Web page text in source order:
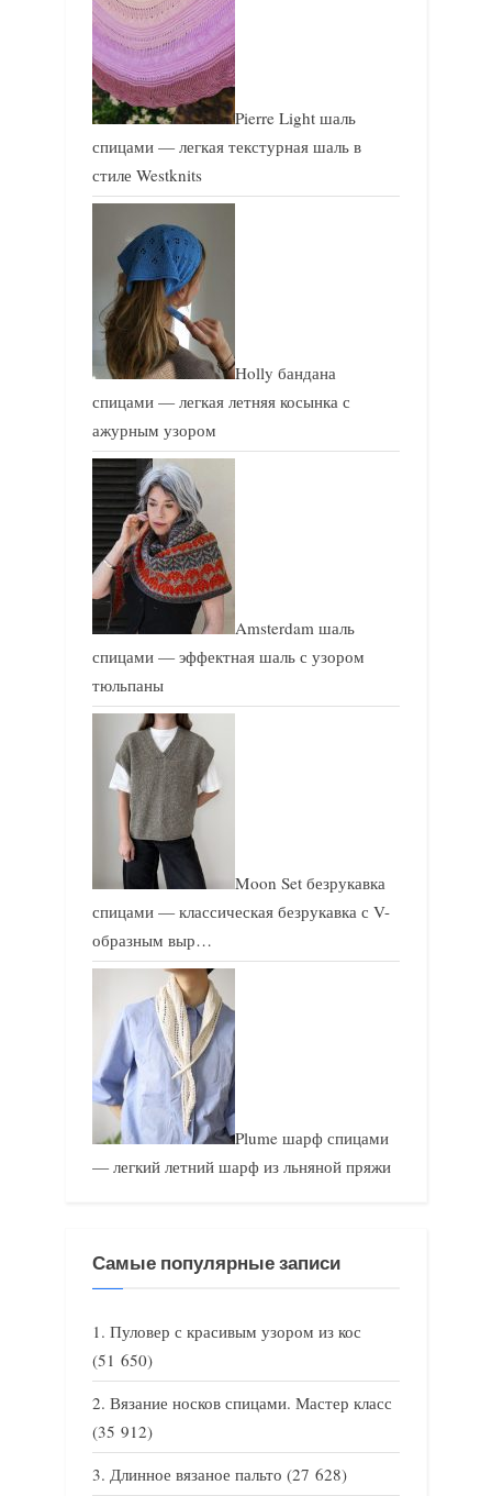
Pierre Light шаль
спицами — легкая текстурная шаль в
стиле Westknits
Holly бандана
спицами — легкая летняя косынка с
ажурным узором
Amsterdam шаль
спицами — эффектная шаль с узором
тюльпаны
Moon Set безрукавка
спицами — классическая безрукавка с V-
образным выр…
Plume шарф спицами
— легкий летний шарф из льняной пряжи
Самые популярные записи
Пуловер с красивым узором из кос
(51 650)
Вязание носков спицами. Мастер класс
(35 912)
Длинное вязаное пальто (27 628)